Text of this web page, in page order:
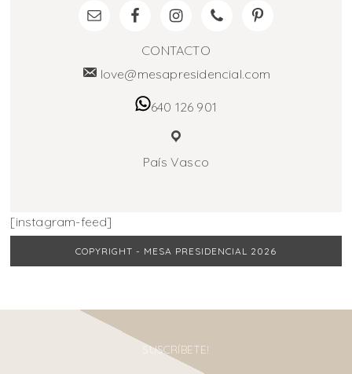
CONTACTO
love@mesapresidencial.com
640 126 901
País Vasco
[instagram-feed]
COPYRIGHT - MESA PRESIDENCIAL 2026
SUSCRÍBETE!